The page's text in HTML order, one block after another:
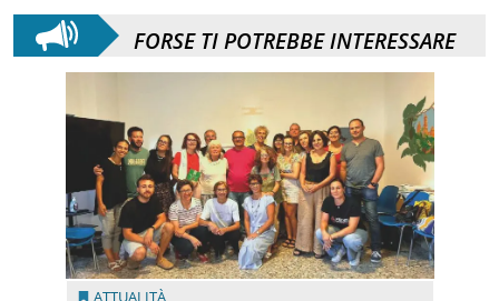
FORSE TI POTREBBE INTERESSARE
ATTUALITÀ